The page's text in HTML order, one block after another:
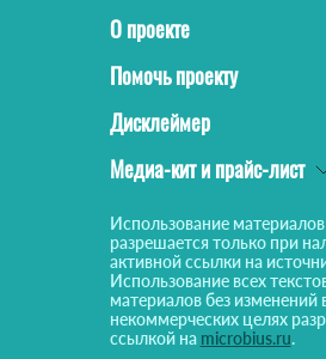
О проекте
Помочь проекту
Дисклеймер
Медиа-кит и прайс-лист
Использование материалов
разрешается только при
активной ссылки на
Использование всех
материалов без изменений
некоммерческих целях
ссылкой на microbius.ru.